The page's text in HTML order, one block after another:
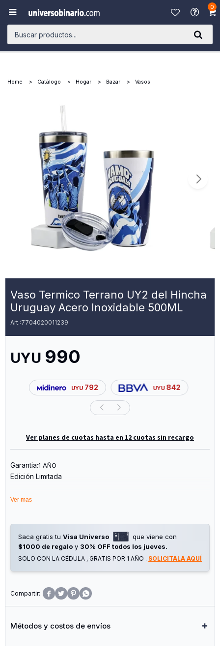
0

Home Catálogo Hogar Bazar Vasos
Vaso Termico Terrano UY2 del Hincha
Uruguay Acero Inoxidable 500ML
7704020011239
UYU 990
UYU 792 UYU 842
Ver planes de cuotas hasta en 12 cuotas sin recargo
Garantia:1 AÑO
Edición Limitada
Vaso Térmico de Acero Inoxidable Terrano de 500 Ml. su
Favoritas, Brindando una Experiencia Práctica y Confortable
Tanto en la Oficina, el Hogar, Viajes o Actividades al Aire
Libre.
Mucho Más Que un Accesorio: es una Opción Premium para
Tapa Acrílica Desmontable Permite un Uso Cómodo y una
Limpieza Sencilla, Mientras Que su Formato Ergonómico
Ver mas
Saca gratis tu Visa Universo
que viene con
$1000 de regalo y 30% OFF todos los jueves.
SOLO CON LA CÉDULA , GRATIS POR 1 AÑO . SOLICITALA AQUÍ
   
Métodos y costos de envíos